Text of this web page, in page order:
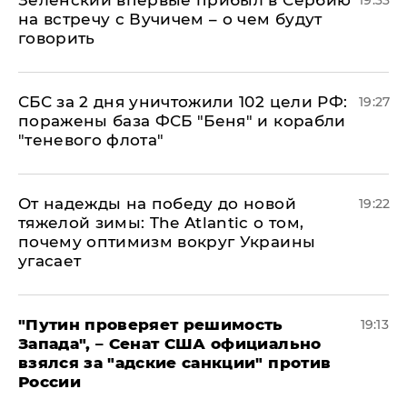
на встречу с Вучичем – о чем будут
говорить
СБС за 2 дня уничтожили 102 цели РФ:
поражены база ФСБ "Беня" и корабли
"теневого флота"
19:27
От надежды на победу до новой
тяжелой зимы: The Atlantic о том,
почему оптимизм вокруг Украины
угасает
19:22
"Путин проверяет решимость
Запада", – Сенат США официально
взялся за "адские санкции" против
России
19:13